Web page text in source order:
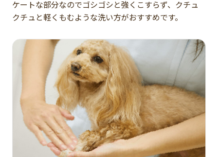
ケートな部分なのでゴシゴシと強くこすらず、クチュ
クチュと軽くもむような洗い方がおすすめです。